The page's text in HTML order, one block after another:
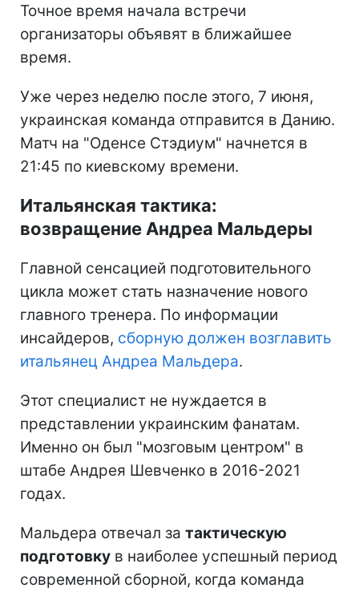
Точное время начала встречи
организаторы объявят в ближайшее
время.
Уже через неделю после этого, 7 июня,
украинская команда отправится в Данию.
Матч на "Оденсе Стэдиум" начнется в
21:45 по киевскому времени.
Итальянская тактика:
возвращение Андреа Мальдеры
Главной сенсацией подготовительного
цикла может стать назначение нового
главного тренера. По информации
инсайдеров, сборную должен возглавить
итальянец Андреа Мальдера.
Этот специалист не нуждается в
представлении украинским фанатам.
Именно он был "мозговым центром" в
штабе Андрея Шевченко в 2016-2021
годах.
Мальдера отвечал за тактическую
подготовку в наиболее успешный период
современной сборной, когда команда